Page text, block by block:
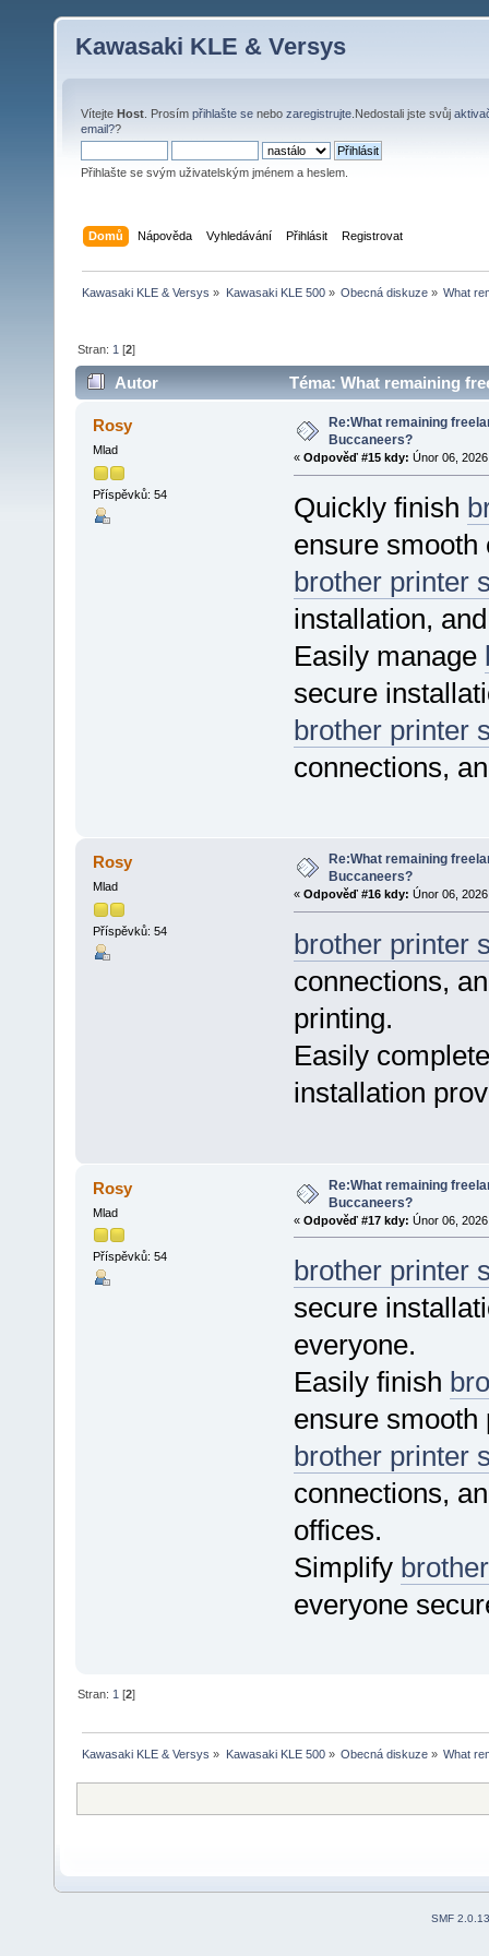
Kawasaki KLE & Versys
Vítejte Host . Prosím přihlašte se nebo zaregistrujte .Nedostali jste svůj
email??
Přihlašte se svým uživatelským jménem a heslem.
Domů Nápověda Vyhledávání Přihlásit Registrovat
Kawasaki KLE & Versys » Kawasaki KLE 500» Obecná diskuze» What
Stran: 1 [2]
Autor Téma: What remaining
Rosy
Mlad
Příspěvků: 54
Re:What remaining
Buccaneers?
« Odpověď #15 kdy: Únor 06,
Quickly finish
ensure smooth
brother printer
installation,
Easily manage
secure
brother printer
connections,
Rosy
Mlad
Příspěvků: 54
Re:What remaining
Buccaneers?
« Odpověď #16 kdy: Únor 06,
brother printer
connections,
printing.
Easily
installation
Rosy
Mlad
Příspěvků: 54
Re:What remaining
Buccaneers?
« Odpověď #17 kdy: Únor 06,
brother printer
secure
everyone.
Easily finish
ensure smooth
brother printer
connections,
offices.
Simplify
everyone
Stran: 1 [2]
Kawasaki KLE & Versys » Kawasaki KLE 500» Obecná diskuze» What
SMF 2.0.13